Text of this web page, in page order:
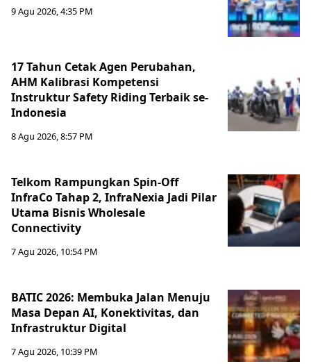
9 Agu 2026, 4:35 PM
17 Tahun Cetak Agen Perubahan,
AHM Kalibrasi Kompetensi
Instruktur Safety Riding Terbaik se-
Indonesia
8 Agu 2026, 8:57 PM
Telkom Rampungkan Spin-Off
InfraCo Tahap 2, InfraNexia Jadi Pilar
Utama Bisnis Wholesale
Connectivity
7 Agu 2026, 10:54 PM
BATIC 2026: Membuka Jalan Menuju
Masa Depan AI, Konektivitas, dan
Infrastruktur Digital
7 Agu 2026, 10:39 PM